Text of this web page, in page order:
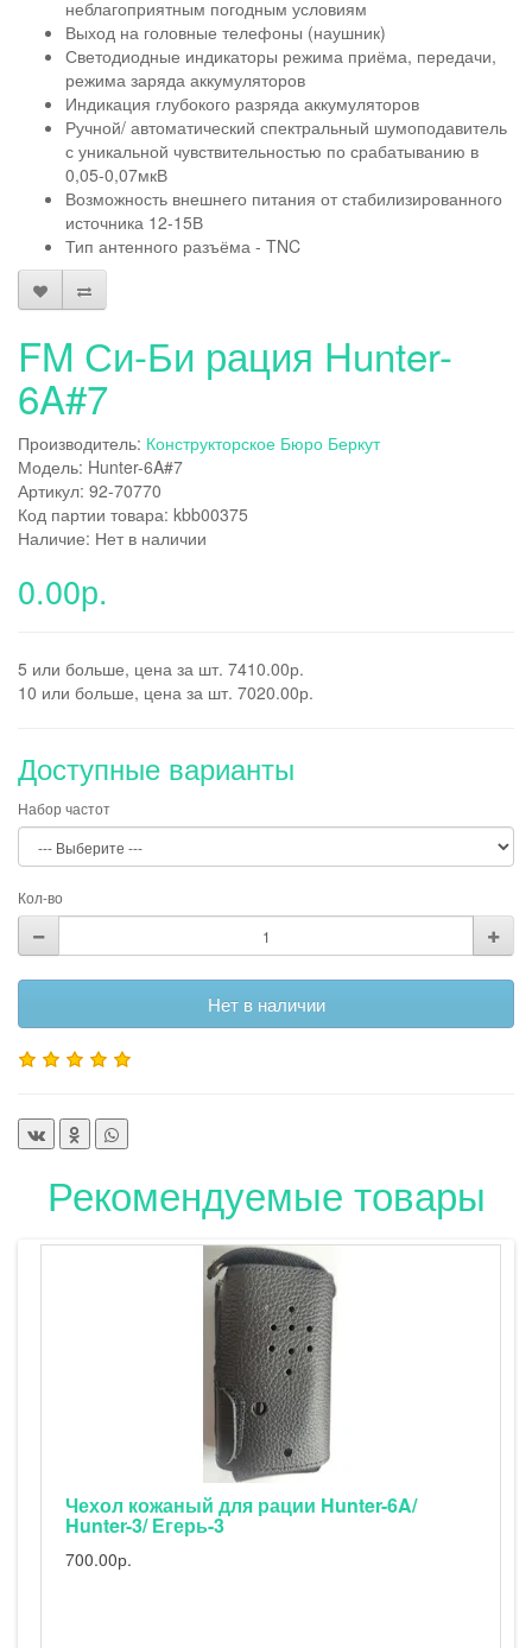
неблагоприятным погодным условиям
Выход на головные телефоны (наушник)
Светодиодные индикаторы режима приёма, передачи,
режима заряда аккумуляторов
Индикация глубокого разряда аккумуляторов
Ручной/ автоматический спектральный шумоподавитель
с уникальной чувствительностью по срабатыванию в
0,05-0,07мкВ
Возможность внешнего питания от стабилизированного
источника 12-15В
Тип антенного разъёма - TNC
FM Си-Би рация Hunter-
6A#7
Производитель: Конструкторское Бюро Беркут
Модель: Hunter-6A#7
Артикул: 92-70770
Код партии товара: kbb00375
Наличие: Нет в наличии
0.00р.
5 или больше, цена за шт. 7410.00р.
10 или больше, цена за шт. 7020.00р.
Доступные варианты
Набор частот
Кол-во
Нет в наличии
Рекомендуемые товары
6A/
Автоадаптер с фильтром
1100.00р. 1500.00р.